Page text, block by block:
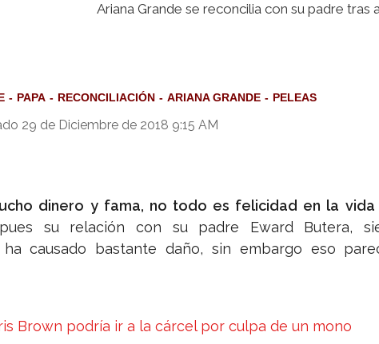
Ariana Grande se reconcilia con su padre tras
PAPA RECONCILIACIÓN ARIANA GRANDE PELEAS
29 de Diciembre de 2018 9:15 AM
dinero y fama, no todo es felicidad en la
su relación con su padre Eward Butera,
causado bastante daño, sin embargo eso
Brown podría ir a la cárcel por culpa de un mono